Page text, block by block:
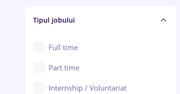
Arad
Baia Mare
Asigurări
Au pair / Babysitter / Curățenie
Audit / Consultanță
Auto / Echipamente
Tipul jobului
Full time
Part time
Internship / Voluntariat